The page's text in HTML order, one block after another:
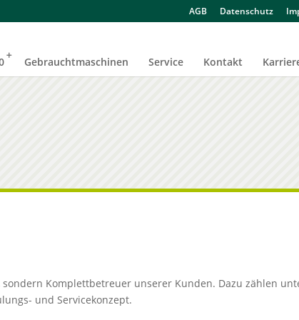
AGB Datenschutz
Gebrauchtmaschinen Service Kontakt
Komplettbetreuer unserer Kunden. Dazu zählen
und Servicekonzept.